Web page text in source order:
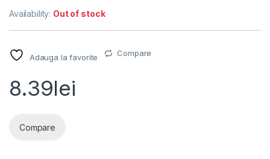
Availability: Out of stock
Adauga la favorite Compare
8.39lei
Compare